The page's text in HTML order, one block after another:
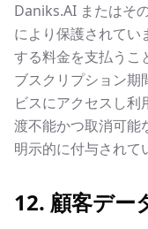
Daniks.AI またはそ
により保護されてい
する料金を支払うこ
ブスクリプション期
ビスにアクセスし
渡不能かつ取消可能
明示的に付与されて
12. 顧客デー